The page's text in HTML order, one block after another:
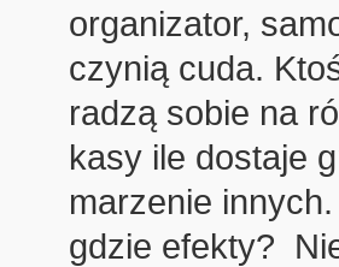
organizator,
czynią cuda.
radzą sobie na
kasy ile dostaje
marzenie
gdzie efekty?